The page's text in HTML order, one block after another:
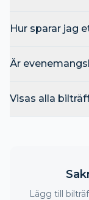
Hur sparar jag
Är
Visas alla
Lägg till